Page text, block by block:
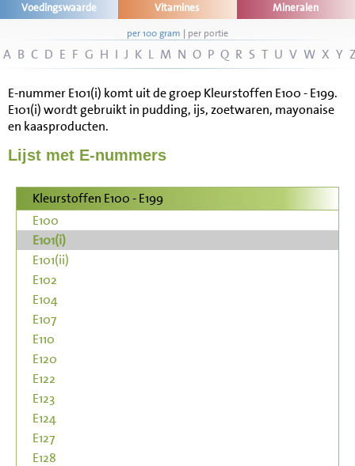
Disclaimer
Voedingswaarde Vitamines Mineralen
per 100 gram | per portie
A B C D E F G H I J K L M N O P Q R S T U V W X Y
E-nummer E101(i) komt uit de groep Kleurstoffen E100 - E199.
E101(i) wordt gebruikt in pudding, ijs, zoetwaren, mayonaise
en kaasproducten.
Lijst met E-nummers
Kleurstoffen E100 - E199
E100
E101(i)
E101(ii)
E102
E104
E107
E110
E120
E122
E123
E124
E127
E128